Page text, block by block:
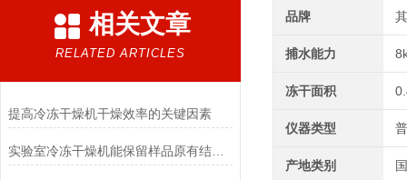
相关文章
RELATED ARTICLES
提高冷冻干燥机干燥效率的关键因素
实验室冷冻干燥机能保留样品原有结构和活性
品牌
捕水能力
冻干面积
仪器类型
产地类别